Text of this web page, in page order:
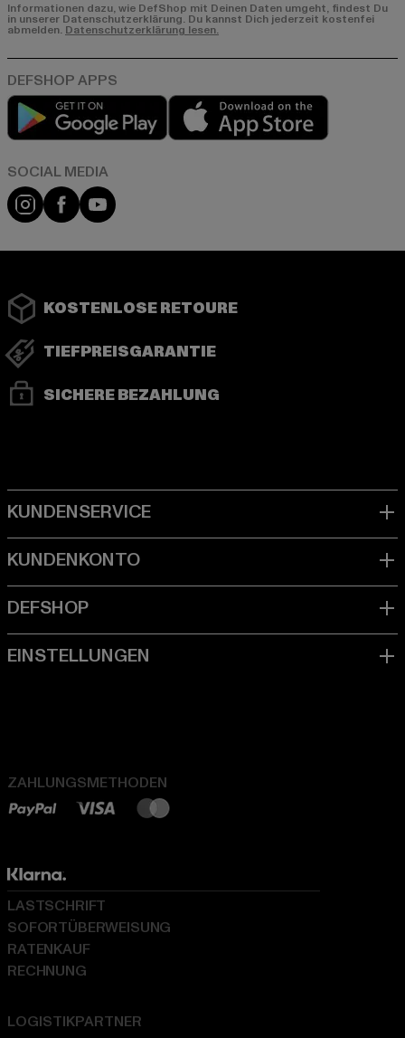
Informationen dazu, wie DefShop mit Deinen Daten umgeht, findest Du
in unserer Datenschutzerklärung. Du kannst Dich jederzeit kostenfei
abmelden. Datenschutzerklärung lesen.
Play market
Instagram
FacebookYouTube
KOSTENLOSE RETOURE
TIEFPREISGARANTIE
SICHERE BEZAHLUNG
ZAHLUNGSMETHODEN
LOGISTIKPARTNER
LASTSCHRIFT
SOFORTÜBERWEISUNG
RATENKAUF
RECHNUNG